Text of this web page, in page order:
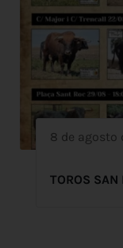
8 de agosto
TOROS